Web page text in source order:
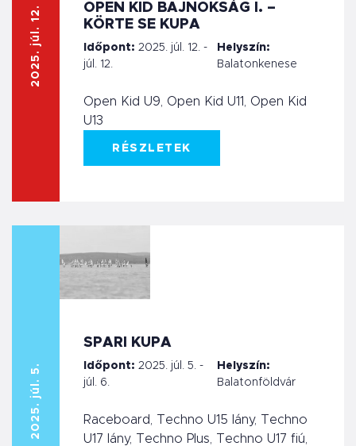
2025. júl. 12.
OPEN KID BAJNOKSÁG I. –
KÖRTE SE KUPA
Időpont: 2025. júl. 12. -
júl. 12.
Helyszín:
Balatonkenese
Open Kid U9, Open Kid U11, Open Kid
U13
RÉSZLETEK
2025. júl. 5.
SPARI KUPA
Időpont: 2025. júl. 5. -
júl. 6.
Helyszín:
Balatonföldvár
Raceboard, Techno U15 lány, Techno
U17 lány, Techno Plus, Techno U17 fiú,